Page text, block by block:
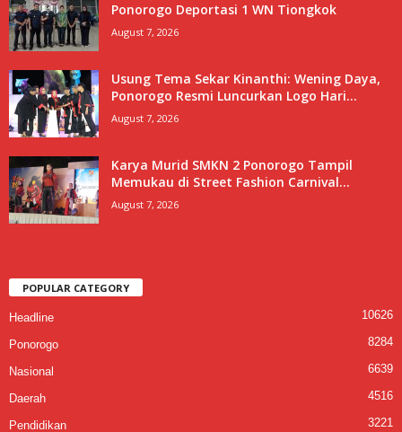
Ponorogo Deportasi 1 WN Tiongkok
August 7, 2026
Usung Tema Sekar Kinanthi: Wening Daya,
Ponorogo Resmi Luncurkan Logo Hari...
August 7, 2026
Karya Murid SMKN 2 Ponorogo Tampil
Memukau di Street Fashion Carnival...
August 7, 2026
POPULAR CATEGORY
Headline 10626
Ponorogo 8284
Nasional 6639
Daerah 4516
Pendidikan 3221